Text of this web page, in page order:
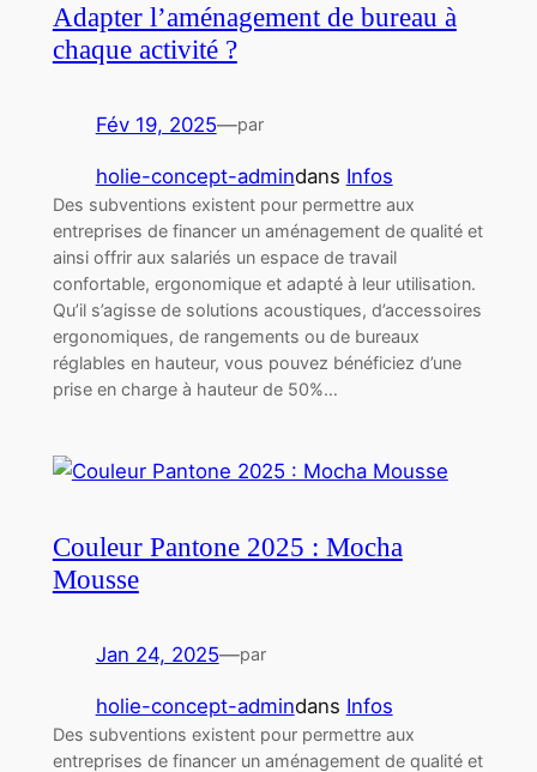
Adapter l’aménagement de bureau à
chaque activité ?
Fév 19, 2025—par
holie-concept-admindans Infos
Des subventions existent pour permettre aux
entreprises de financer un aménagement de qualité et
ainsi offrir aux salariés un espace de travail
confortable, ergonomique et adapté à leur utilisation.
Qu’il s’agisse de solutions acoustiques, d’accessoires
ergonomiques, de rangements ou de bureaux
réglables en hauteur, vous pouvez bénéficiez d’une
prise en charge à hauteur de 50%…
Couleur Pantone 2025 : Mocha
Mousse
Jan 24, 2025—par
holie-concept-admindans Infos
Des subventions existent pour permettre aux
entreprises de financer un aménagement de qualité et